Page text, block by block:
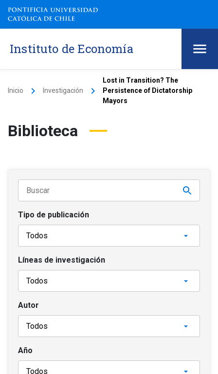
Instituto de Economía
Inicio keyboard_arrow_right Investigación keyboard_arrow_right
Lost in Transition? The
Persistence of Dictatorship
Mayors
Biblioteca
Tipo de publicación
Líneas de investigación
Autor
Año